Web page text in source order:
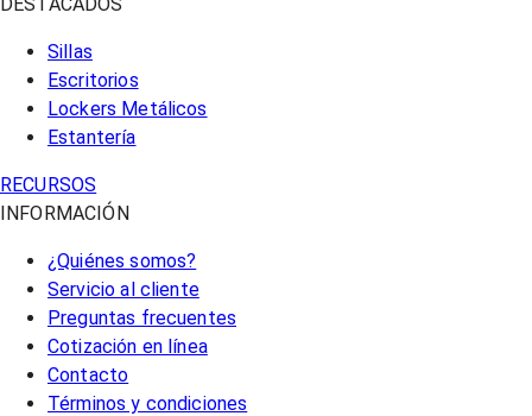
Sillas
Escritorios
Lockers Metálicos
Estantería
RECURSOS
INFORMACIÓN
¿Quiénes somos?
Servicio al cliente
Preguntas frecuentes
Cotización en línea
Contacto
Términos y condiciones